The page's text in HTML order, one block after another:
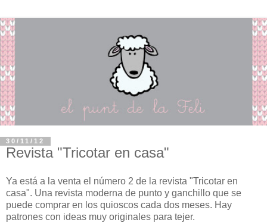
30/11/12
Revista "Tricotar en casa"
Ya está a la venta el número 2 de la revista "Tricotar en
casa". Una revista moderna de punto y ganchillo que se
puede comprar en los quioscos cada dos meses. Hay
patrones con ideas muy originales para tejer.